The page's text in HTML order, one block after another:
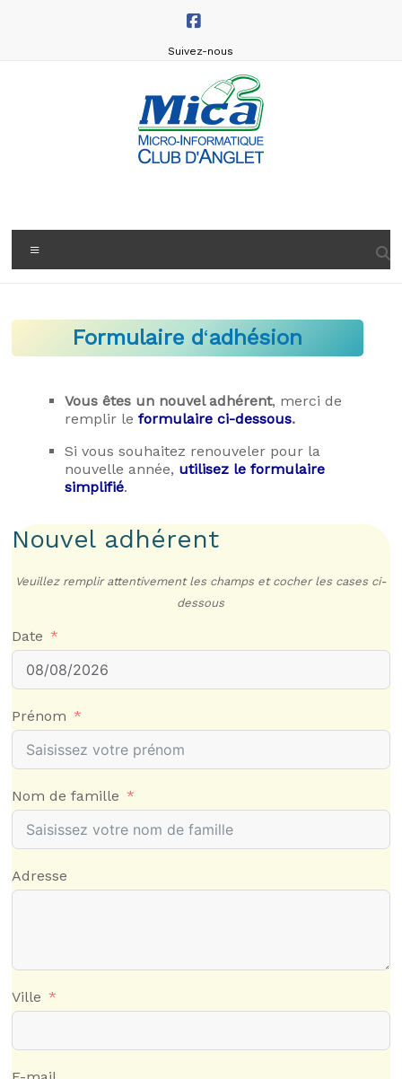
Suivez-nous
Informatique
Club
(MICA)
Rejoignez
Formulaire d‘adhésion
Vous êtes un nouvel adhérent, merci de
remplir leformulaire ci-dessous.
Si vous souhaitez renouveler pour la
nouvelle année, utilisez le formulaire
simplifié.
Nouvel adhérent
Veuillez remplir attentivement les champs et cocher les cases ci-
dessous
Date
Prénom
Nom de famille
Adresse
Ville